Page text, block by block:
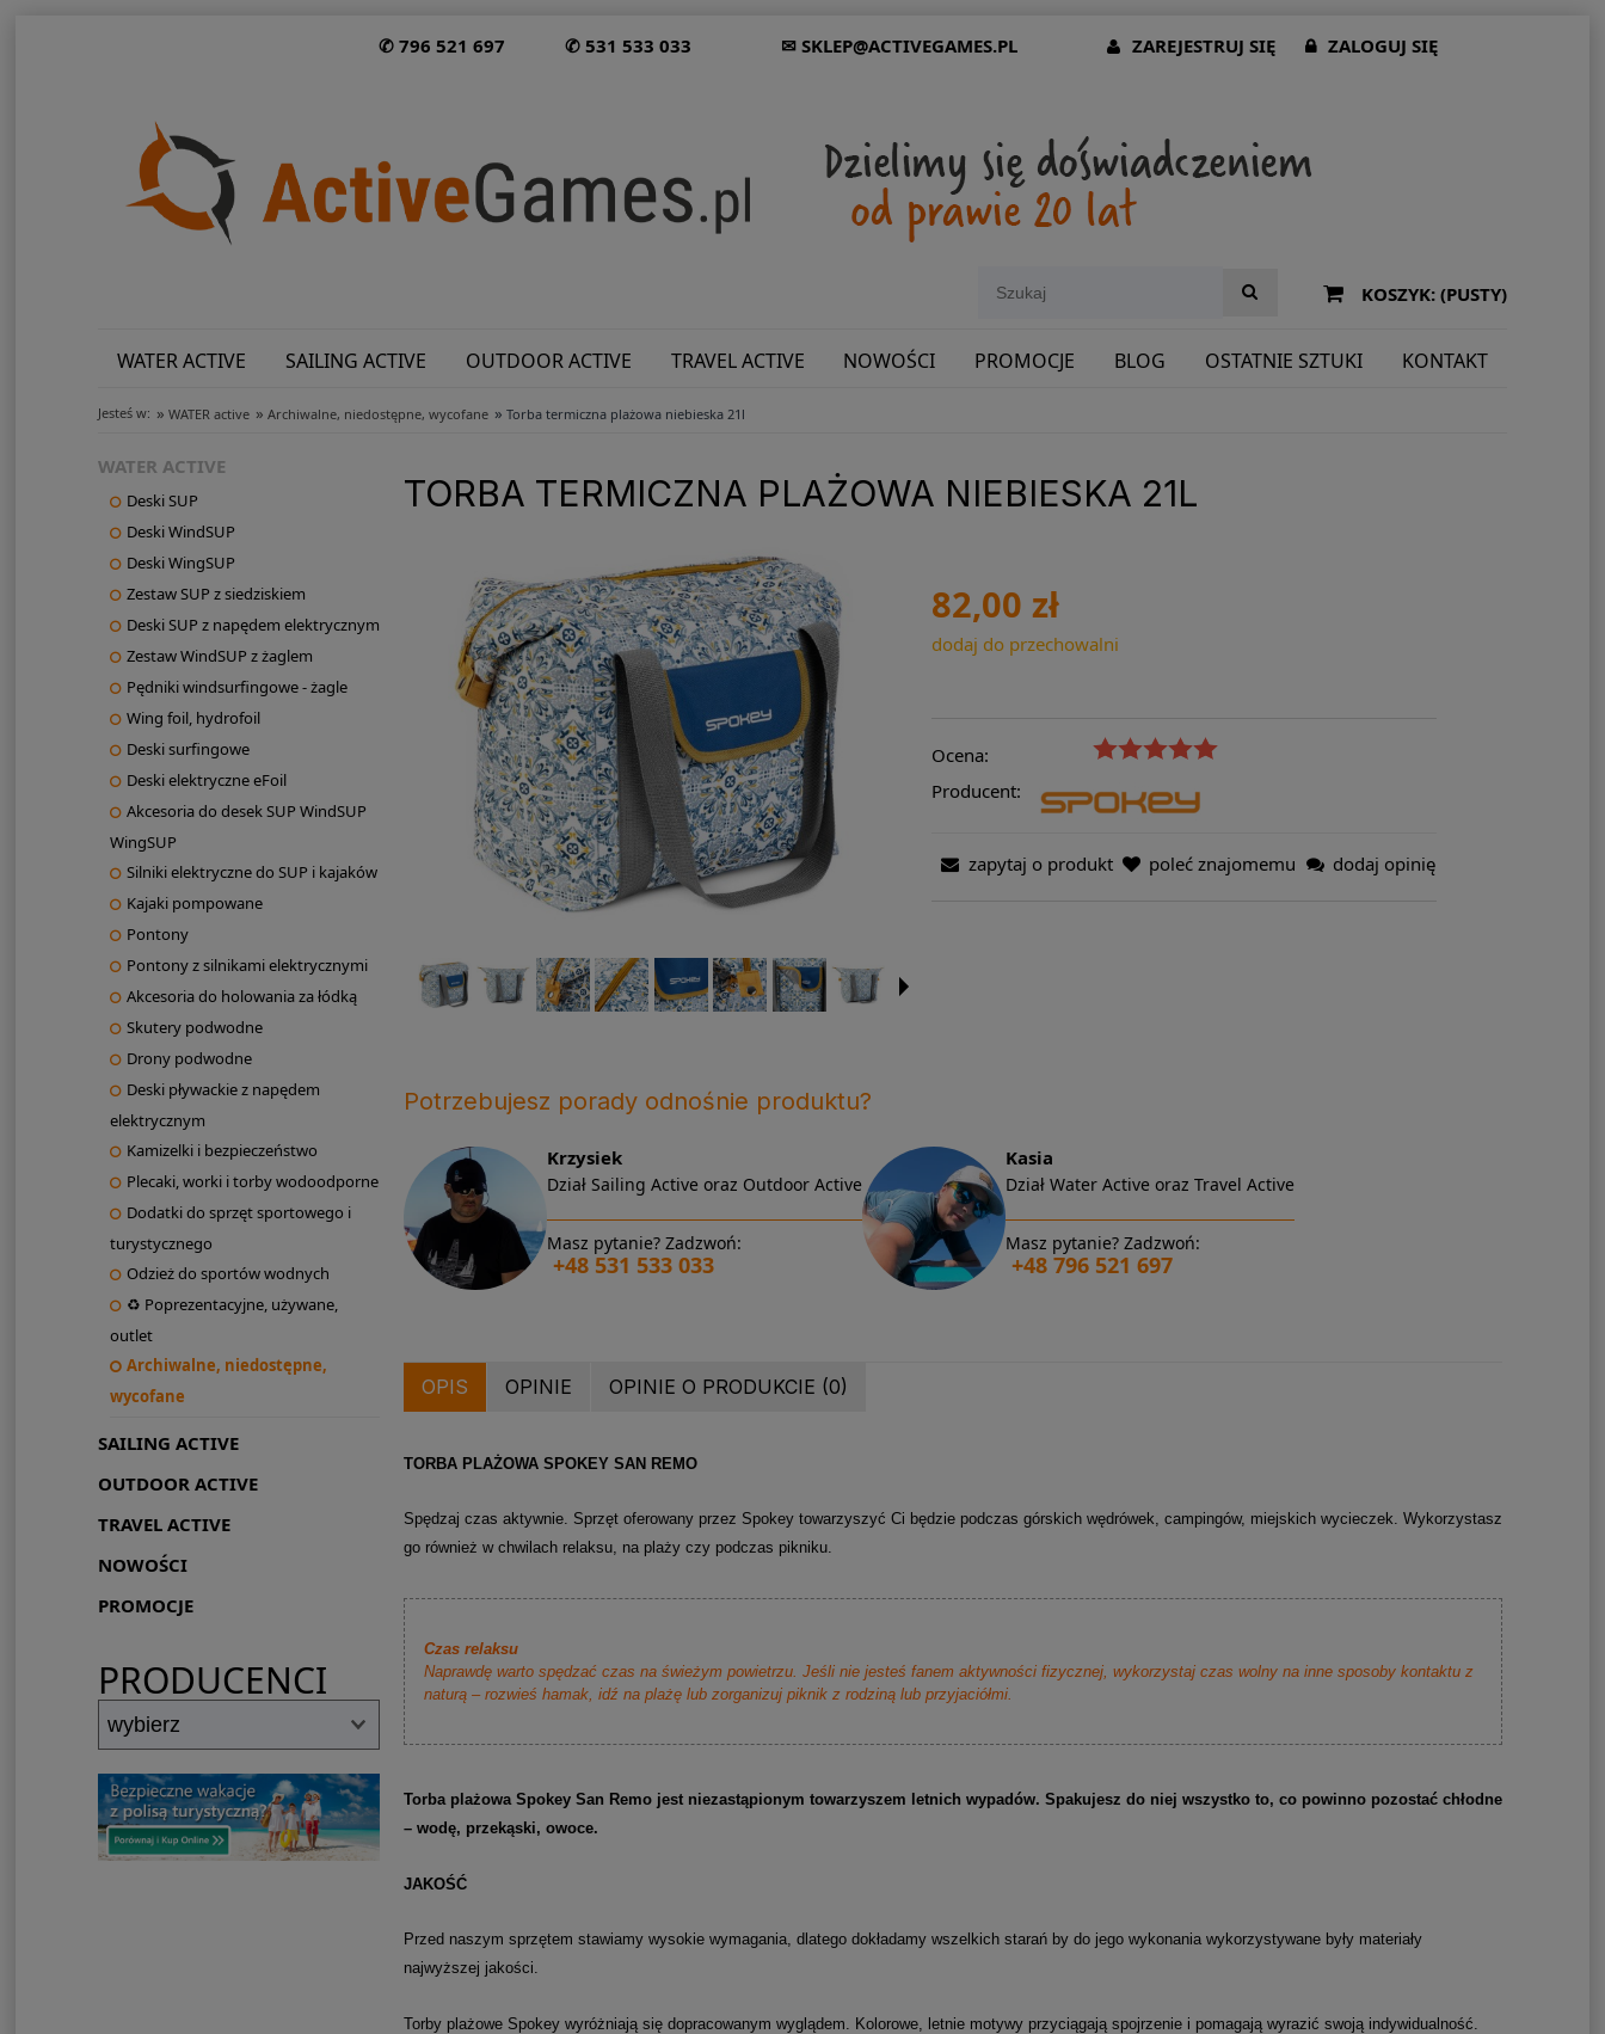
✆ 796 521 697 ✆ 531 533 033 ✉ SKLEP@ACTIVEGAMES.PL ZAREJESTRUJ SIĘ ZALOGUJ SIĘ
KOSZYK: (PUSTY)
WATER ACTIVE SAILING ACTIVE OUTDOOR ACTIVE TRAVEL ACTIVE NOWOŚCI PROMOCJE BLOG OSTATNIE SZTUKI KONTAKT
SHOWROOM: ODWIEDŹ NAS NA ŚLĄSKU!
Jesteś w: » WATER active » Archiwalne, niedostępne, wycofane » Torba termiczna plażowa niebieska 21l
WATER ACTIVE
Deski SUP
Deski WindSUP
Deski WingSUP
Zestaw SUP z siedziskiem
Deski SUP z napędem elektrycznym
Zestaw WindSUP z żaglem
Pędniki windsurfingowe - żagle
Wing foil, hydrofoil
Deski surfingowe
Deski elektryczne eFoil
Akcesoria do desek SUP WindSUP
WingSUP
Silniki elektryczne do SUP i kajaków
Kajaki pompowane
Pontony
Pontony z silnikami elektrycznymi
Akcesoria do holowania za łódką
Skutery podwodne
Drony podwodne
Deski pływackie z napędem
elektrycznym
Kamizelki i bezpieczeństwo
Plecaki, worki i torby wodoodporne
Dodatki do sprzęt sportowego i
turystycznego
Odzież do sportów wodnych
♻ Poprezentacyjne, używane,
outlet
Archiwalne, niedostępne,
wycofane
SAILING ACTIVE
OUTDOOR ACTIVE
TRAVEL ACTIVE
NOWOŚCI
PROMOCJE
PRODUCENCI
TORBA TERMICZNA PLAŻOWA NIEBIESKA 21L
82,00 zł
dodaj do przechowalni
Ocena:
Producent:
zapytaj o produkt poleć znajomemu dodaj opinię
Potrzebujesz porady odnośnie produktu?
Krzysiek
Dział Sailing Active oraz Outdoor Active
Masz pytanie? Zadzwoń:
+48 531 533 033
Kasia
Dział Water Active oraz Travel Active
Masz pytanie? Zadzwoń:
+48 796 521 697
OPIS OPINIE OPINIE O PRODUKCIE (0)
TORBA PLAŻOWA SPOKEY SAN REMO
Spędzaj czas aktywnie. Sprzęt oferowany przez Spokey towarzyszyć Ci będzie podczas górskich wędrówek, campingów, miejskich wycieczek. Wykorzystasz
go również w chwilach relaksu, na plaży czy podczas pikniku.
Czas relaksu
Naprawdę warto spędzać czas na świeżym powietrzu. Jeśli nie jesteś fanem aktywności fizycznej, wykorzystaj czas wolny na inne sposoby kontaktu z
naturą – rozwieś hamak, idź na plażę lub zorganizuj piknik z rodziną lub przyjaciółmi.
Torba plażowa Spokey San Remo jest niezastąpionym towarzyszem letnich wypadów. Spakujesz do niej wszystko to, co powinno pozostać chłodne
– wodę, przekąski, owoce.
JAKOŚĆ
Przed naszym sprzętem stawiamy wysokie wymagania, dlatego dokładamy wszelkich starań by do jego wykonania wykorzystywane były materiały
najwyższej jakości.
Torby plażowe Spokey wyróżniają się dopracowanym wyglądem. Kolorowe, letnie motywy przyciągają spojrzenie i pomagają wyrazić swoją indywidualność.